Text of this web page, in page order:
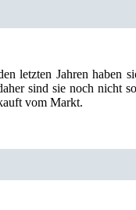
letzten Jahren haben
sind sie noch nicht
vom Markt.